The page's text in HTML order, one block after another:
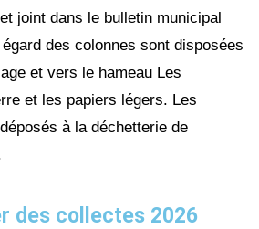
joint dans le bulletin municipal
des colonnes sont disposées
et vers le hameau Les
et les papiers légers. Les
à la déchetterie de
des collectes 2026